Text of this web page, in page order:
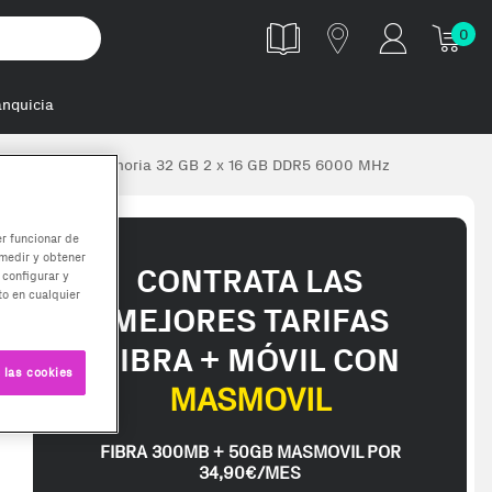
0
módulo de memoria 32 GB 2 x 16 GB DDR5 6000 MHz
CONTRATA LAS
MEJORES TARIFAS
FIBRA + MÓVIL CON
MASMOVIL
FIBRA 300MB + 50GB MASMOVIL POR
34,90€/MES
funcionar de
y obtener
y
en cualquier
cookies